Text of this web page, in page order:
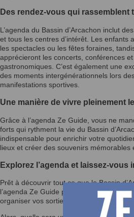
Des rendez-vous qui rassemblent
L’agenda du Bassin d’Arcachon inclut
et tous les centres d’intérêt. Les enfants
les spectacles ou les fêtes foraines,
apprécieront les concerts, conférences
gastronomiques. C’est également une
des moments intergénérationnels lors
manifestations sportives.
Une manière de vivre pleinement
Grâce à l’agenda Ze Guide, vous ne
forts qui rythment la vie du Bassin
indispensable pour enrichir votre
lieux et créer des souvenirs mémorables
Explorez l’agenda et laissez-vous
Prêt à découvrir tout ce que le Bassin
l’agenda Ze Guide pour rester informé
organiser vos sorties selon vos envies.